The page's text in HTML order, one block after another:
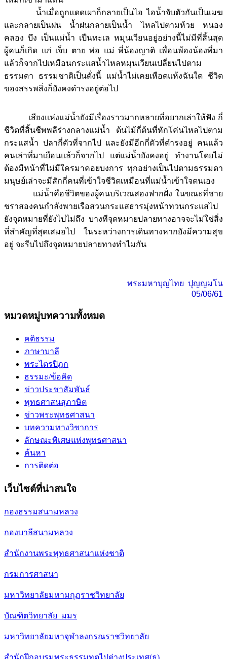
น้ำเมื่อถูกแดดเผาก็กลายเป็นไอ ไอน้ำจับตัวกันเป็นเมฆ
และกลายเป็นฝน น้ำฝนกลายเป็นน้ำ ไหลไปตามห้วย หนอง
คลอง บึง เป็นแม่น้ำ เปืนทะเล หมุนเวียนอยู่อย่างนี้ไม่มีที่สิ้นสุด
ผู้คนก็เกิด แก่ เจ็บ ตาย พ่อ แม่ พี่น้องญาติ เพื่อนพ้องน้องพี่มา
แล้วก็จากไปเหมือนกระแสน้ำไหลหมุนเวียนเปลี่ยนไปตาม
ธรรมดา ธรรมชาติเป็นดั่งนี้ แม่น้ำไม่เคยเหือดแห้งฉันใด ชีวิต
ของสรรพสิ่งก็ยังคงดำรงอยู่ต่อไป
เสียงแห่งแม่น้ำยังมีเรื่องราวมากหลายที่อยากเล่าให้ฟัง กี่
ชีวิตที่สิ้นชีพพลีร่างกลางแม่น้ำ ต้นไม้กี่ต้นที่หักโค่นไหลไปตาม
กระแสน้ำ ปลากี่ตัวที่จากไป และยังมีอีกกี่ตัวที่ดำรงอยู่ คนแล้ว
คนเล่าที่มาเยือนแล้วก็จากไป แต่แม่น้ำยังคงอยู่ ทำงานโดยไม่
ต้องมีหน้าที่ไม่มีใครมาคอยบงการ ทุกอย่างเป็นไปตามธรรมดา
มนุษย์เล่าจะมีสักกี่คนที่เข้าใจชีวิตเหมือนที่แม่น้ำเข้าใจตนเอง
แม่น้ำคือชีวิตของผู้คนบริเวณสองฟากฝั่ง ในขณะที่ชาย
ชราสองคนกำลังพายเรือสวนกระแสธารมุ่งหน้าทวนกระแสไป
ยังจุดหมายที่ยังไปไม่ถึง บางทีจุดหมายปลายทางอาจจะไม่ใช่สิ่ง
ที่สำคัญที่สุดเสมอไป ในระหว่างการเดินทางหากยังมีความสุข
อยู่ จะรีบไปถึงจุดหมายปลายทางทำไมกัน
พระมหาบุญไทย ปุญญมโน
05/06/61
หมวดหมู่บทความทั้งหมด
คติธรรม
ภาษาบาลี
พระไตรปิฎก
ธรรมะ/ข้อคิด
ข่าวประชาสัมพันธ์
พุทธศาสนสุภาษิต
ข่าวพระพุทธศาสนา
บทความทางวิชาการ
ลักษณะพิเศษแห่งพุทธศาสนา
ค้นหา
การติดต่อ
เว็บไซต์ที่น่าสนใจ
กองธรรมสนามหลวง
กองบาลีสนามหลวง
สำนักงานพระพุทธศาสนาแห่งชาติ
กรมการศาสนา
มหาวิทยาลัยมหามกุฏราชวิทยาลัย
บัณฑิตวิทยาลัย มมร
มหาวิทยาลัยมหาจุฬาลงกรณราชวิทยาลัย
สำนักฝึกอบรมพระธรรมทูตไปต่างประเทศ(ธ)